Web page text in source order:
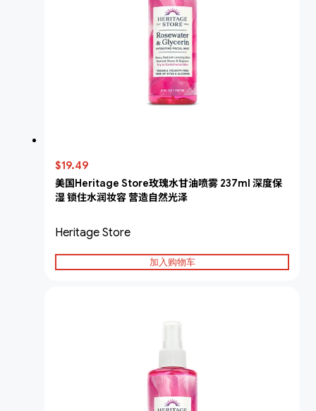
$19.49
美国Heritage Store玫瑰水甘油喷雾 237ml 深度保
湿 锁住水润妆容 营造自然光泽
Heritage Store
加入购物车